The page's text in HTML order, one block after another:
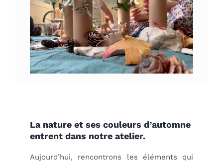
La nature et ses couleurs d’automne
entrent dans notre atelier.
Aujourd’hui, rencontrons les éléments qui